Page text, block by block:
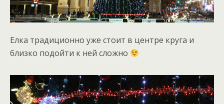
Елка традиционно уже стоит в центре круга и
близко подойти к ней сложно